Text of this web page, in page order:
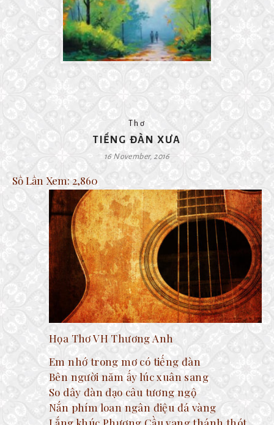
Thơ
TIẾNG ĐÀN XƯA
16 November, 2016
Số Lần Xem: 2,860
Họa Thơ VH Thương Anh
Em nhớ trong mơ có tiếng đàn
Bên người năm ấy lúc xuân sang
So dây đàn dạo câu tương ngộ
Nắn phím loan ngân điệu đá vàng